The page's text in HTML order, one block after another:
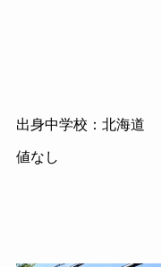
出身中学校：北海道
値なし